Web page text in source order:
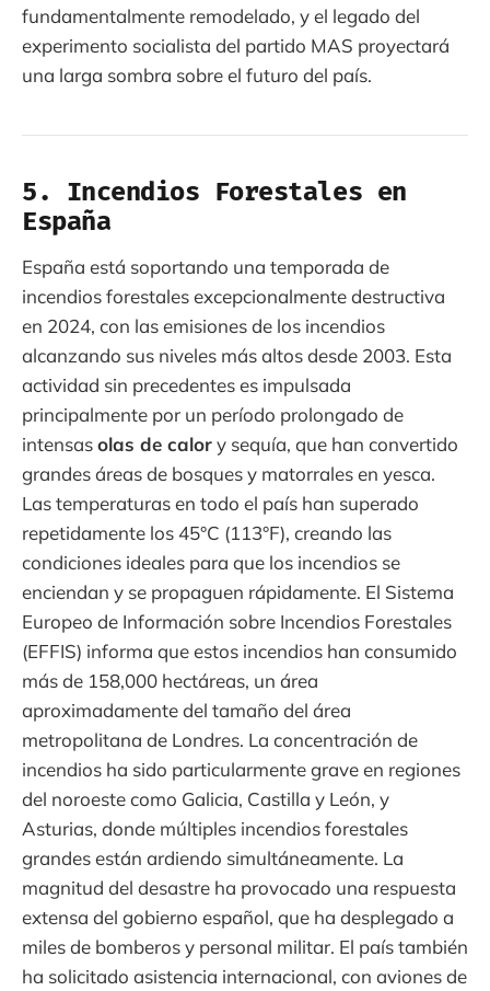
fundamentalmente remodelado, y el legado del
experimento socialista del partido MAS proyectará
una larga sombra sobre el futuro del país.
5. Incendios Forestales en
España
España está soportando una temporada de
incendios forestales excepcionalmente destructiva
en 2024, con las emisiones de los incendios
alcanzando sus niveles más altos desde 2003. Esta
actividad sin precedentes es impulsada
principalmente por un período prolongado de
intensasolas de calory sequía, que han convertido
grandes áreas de bosques y matorrales en yesca.
Las temperaturas en todo el país han superado
repetidamente los 45°C (113°F), creando las
condiciones ideales para que los incendios se
enciendan y se propaguen rápidamente. El Sistema
Europeo de Información sobre Incendios Forestales
(EFFIS) informa que estos incendios han consumido
más de 158,000 hectáreas, un área
aproximadamente del tamaño del área
metropolitana de Londres. La concentración de
incendios ha sido particularmente grave en regiones
del noroeste como Galicia, Castilla y León, y
Asturias, donde múltiples incendios forestales
grandes están ardiendo simultáneamente. La
magnitud del desastre ha provocado una respuesta
extensa del gobierno español, que ha desplegado a
miles de bomberos y personal militar. El país también
ha solicitado asistencia internacional, con aviones de